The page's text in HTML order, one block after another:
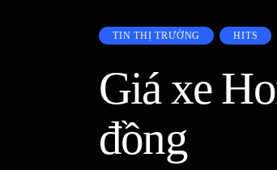
TIN THỊ TRƯỜNG HITS
Giá xe
đồng